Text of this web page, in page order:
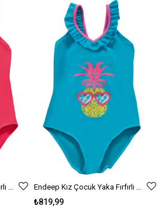
Endeep Kız Çocuk Yaka Fırfırlı Kırmızı Mayo Endeep Kız Çocuk Yaka Fırfırlı Mavi Mayo
₺819,99